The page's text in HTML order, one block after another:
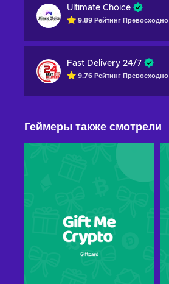
Ultimate Choice
9.89 Рейтинг Превосходно
Fast Delivery 24/7
9.76 Рейтинг Превосходно
Геймеры также смотрели